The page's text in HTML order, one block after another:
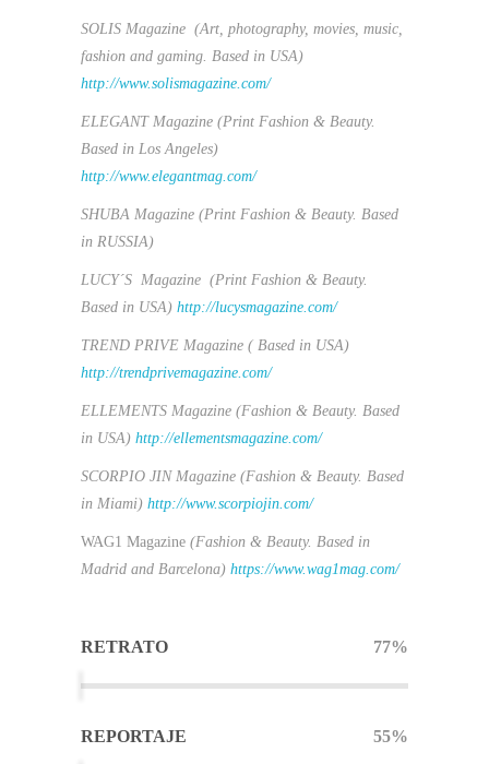
SOLIS Magazine (Art, photography, movies, music,
fashion and gaming. Based in USA)
http://www.solismagazine.com/
ELEGANT Magazine (Print Fashion & Beauty.
Based in Los Angeles)
http://www.elegantmag.com/
SHUBA Magazine (Print Fashion & Beauty. Based
in RUSSIA)
LUCY´S Magazine (Print Fashion & Beauty.
Based in USA) http://lucysmagazine.com/
TREND PRIVE Magazine ( Based in USA)
http://trendprivemagazine.com/
ELLEMENTS Magazine (Fashion & Beauty. Based
in USA) http://ellementsmagazine.com/
SCORPIO JIN Magazine (Fashion & Beauty. Based
in Miami) http://www.scorpiojin.com/
WAG1 Magazine (Fashion & Beauty. Based in
Madrid and Barcelona) https://www.wag1mag.com/
RETRATO 77%
REPORTAJE 55%